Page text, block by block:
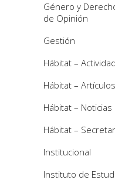
Género y
de Opinión
Gestión
Hábitat –
Hábitat –
Hábitat – Noticias
Hábitat –
Institucional
Instituto de